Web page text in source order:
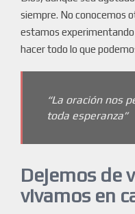
siempre. No conocemos
estamos
hacer todo lo que
“La oración nos
toda esperanza”
Dejemos de
vivamos en